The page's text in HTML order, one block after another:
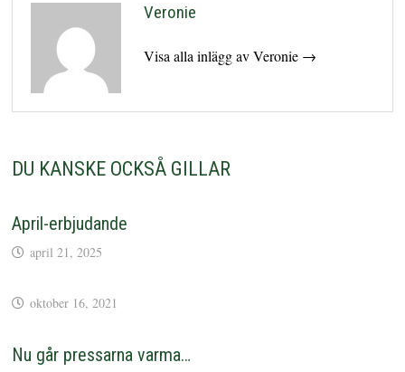
Veronie
Visa alla inlägg av Veronie →
DU KANSKE OCKSÅ GILLAR
April-erbjudande
april 21, 2025
oktober 16, 2021
Nu går pressarna varma…